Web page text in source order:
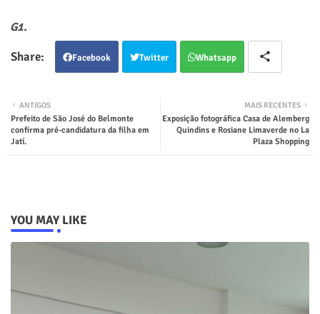
G1.
Facebook Twitter Whatsapp
MAIS RECENTES
Exposição fotográfica Casa de Alemberg
Quindins e Rosiane Limaverde no La
Plaza Shopping
ANTIGOS
Prefeito de São José do Belmonte
confirma pré-candidatura da filha em
Jatí.
YOU MAY LIKE